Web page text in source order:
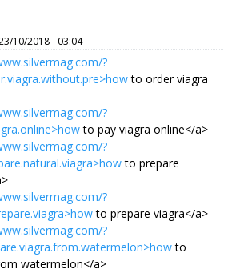
10/2018 - 03:04
?
to order viagra
?
to pay viagra online</a>
?
to prepare
?
to prepare viagra</a>
?
to
watermelon</a>